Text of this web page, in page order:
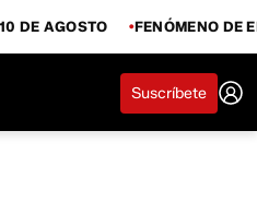
DE AGOSTO FENÓMENO DE
Suscríbete